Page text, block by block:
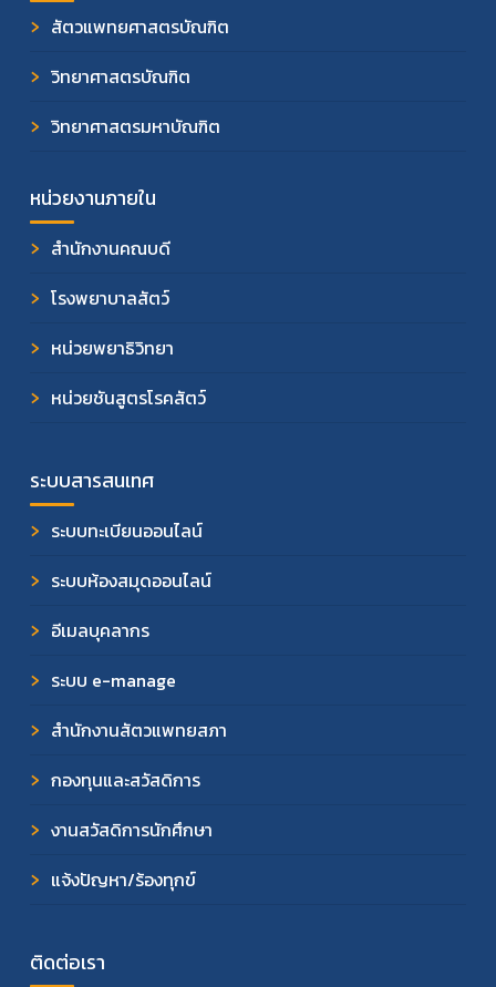
สัตวแพทยศาสตรบัณฑิต
วิทยาศาสตรบัณฑิต
วิทยาศาสตรมหาบัณฑิต
หน่วยงานภายใน
สำนักงานคณบดี
โรงพยาบาลสัตว์
หน่วยพยาธิวิทยา
หน่วยชันสูตรโรคสัตว์
ระบบสารสนเทศ
ระบบทะเบียนออนไลน์
ระบบห้องสมุดออนไลน์
อีเมลบุคลากร
ระบบ e-manage
สำนักงานสัตวแพทยสภา
กองทุนและสวัสดิการ
งานสวัสดิการนักศึกษา
แจ้งปัญหา/ร้องทุกข์
ติดต่อเรา